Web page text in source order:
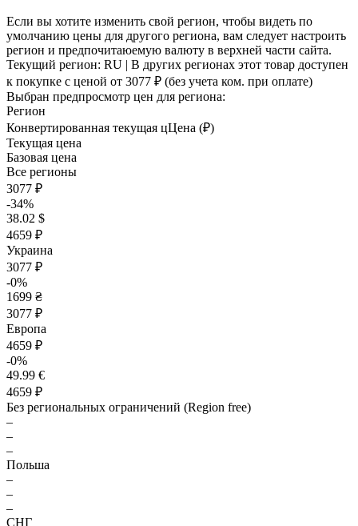
Если вы хотите изменить свой регион, чтобы видеть по
умолчанию цены для другого региона, вам следует настроить
регион и предпочитаюемую валюту в верхней части сайта.
Текущий регион: RU | В других регионах этот товар доступен
к покупке с ценой от 3077 ₽ (без учета ком. при оплате)
Выбран предпросмотр цен для региона:
Регион
Конвертированная текущая цЦена (₽)
Текущая цена
Базовая цена
Все регионы
3077 ₽
-34%
38.02 $
4659 ₽
Украина
3077 ₽
-0%
1699 ₴
3077 ₽
Европа
4659 ₽
-0%
49.99 €
4659 ₽
Без региональных ограничений (Region free)
–
–
–
Польша
–
–
–
СНГ